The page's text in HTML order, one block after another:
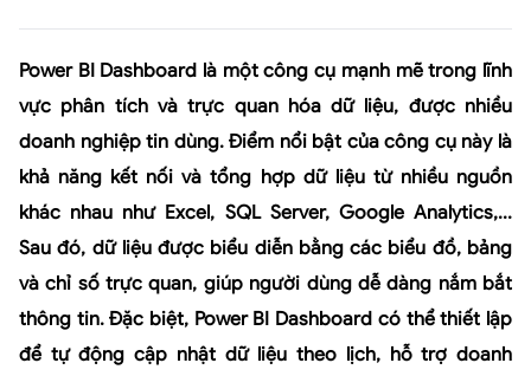
Power BI Dashboard là một công cụ mạnh mẽ trong lĩnh
vực phân tích và trực quan hóa dữ liệu, được nhiều
doanh nghiệp tin dùng. Điểm nổi bật của công cụ này là
khả năng kết nối và tổng hợp dữ liệu từ nhiều nguồn
khác nhau như Excel, SQL Server, Google Analytics,...
Sau đó, dữ liệu được biểu diễn bằng các biểu đồ, bảng
và chỉ số trực quan, giúp người dùng dễ dàng nắm bắt
thông tin. Đặc biệt, Power BI Dashboard có thể thiết lập
để tự động cập nhật dữ liệu theo lịch, hỗ trợ doanh